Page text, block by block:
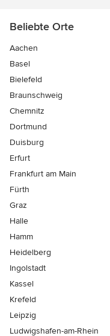
Beliebte Orte
Aachen
Basel
Bielefeld
Braunschweig
Chemnitz
Dortmund
Duisburg
Erfurt
Frankfurt am Main
Fürth
Graz
Halle
Hamm
Heidelberg
Ingolstadt
Kassel
Krefeld
Leipzig
Ludwigshafen-am-Rhein